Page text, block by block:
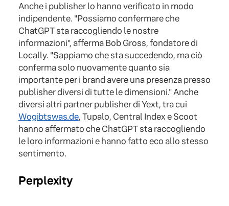
Anche i publisher lo hanno verificato in modo
indipendente. "Possiamo confermare che
ChatGPT sta raccogliendo le nostre
informazioni", afferma Bob Gross, fondatore di
Locally. "Sappiamo che sta succedendo, ma ciò
conferma solo nuovamente quanto sia
importante per i brand avere una presenza presso
publisher diversi di tutte le dimensioni." Anche
diversi altri partner publisher di Yext, tra cui
Wogibtswas.de, Tupalo, Central Index e Scoot
hanno affermato che ChatGPT sta raccogliendo
le loro informazioni e hanno fatto eco allo stesso
sentimento.
Perplexity